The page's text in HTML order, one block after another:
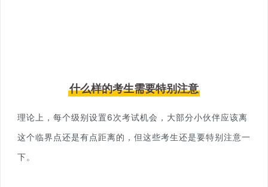
什么样的考生需要特别注意
理论上，每个级别设置6次考试机会，大部分小伙伴应该离
这个临界点还是有点距离的，但这些考生还是要特别注意一
下。